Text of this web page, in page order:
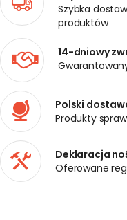
Szybka
produktów
14-dniowy
Polski
Produkty
Deklaracja
Oferowane